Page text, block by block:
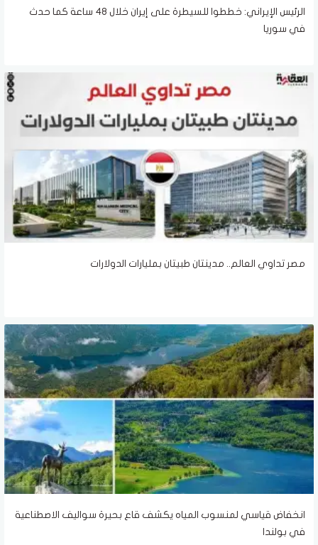
الرئيس الإيراني: خططوا للسيطرة على إيران خلال 48 ساعة كما حدث
في سوريا
مصر تداوي العالم.. مدينتان طبيتان بمليارات الدولارات
انخفاض قياسي لمنسوب المياه يكشف قاع بحيرة سواليف الاصطناعية
في بولندا